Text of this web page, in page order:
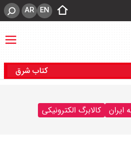
EN
AR
کتاب شرق
ایران
کالابرگ الکترونیکی